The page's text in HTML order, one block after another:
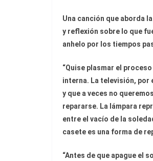
Una canción que aborda
y reflexión sobre lo que
anhelo por los tiempos
“Quise plasmar el
interna. La televisión, por
y que a veces no
repararse. La lámpara
entre el vacío de la
casete es una forma de
“Antes de que apague el